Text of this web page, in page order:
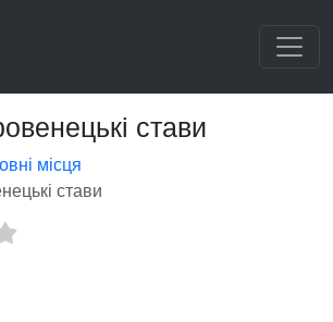
стави
місця
стави